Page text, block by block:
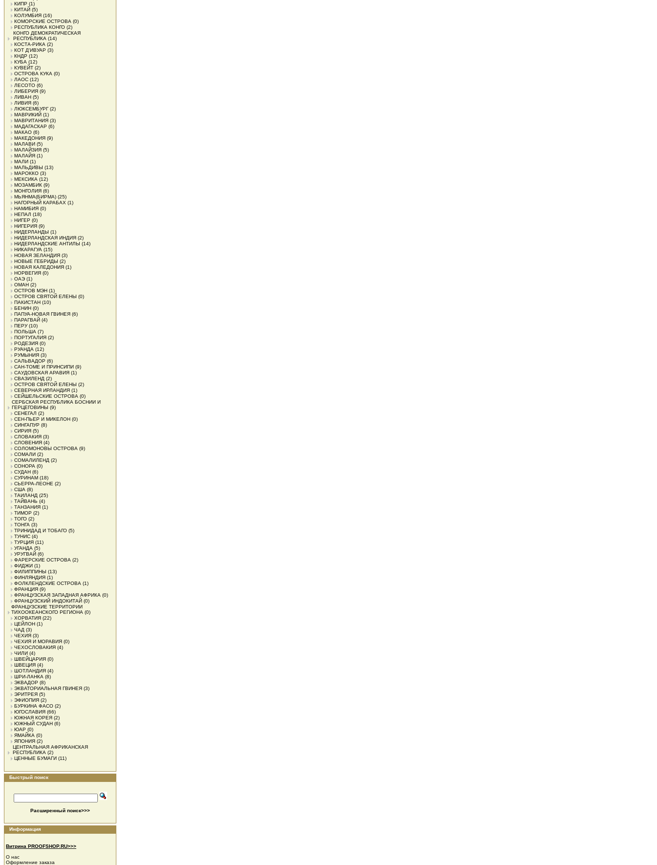
КИПР (1)
КИТАЙ (5)
КОЛУМБИЯ (16)
КОМОРСКИЕ ОСТРОВА (0)
РЕСПУБЛИКА КОНГО (2)
КОНГО ДЕМОКРАТИЧЕСКАЯ
РЕСПУБЛИКА (14)
КОСТА-РИКА (2)
КОТ Д'ИВУАР (3)
КНДР (12)
КУБА (12)
КУВЕЙТ (2)
ОСТРОВА КУКА (0)
ЛАОС (12)
ЛЕСОТО (6)
ЛИБЕРИЯ (9)
ЛИВАН (5)
ЛИВИЯ (6)
ЛЮКСЕМБУРГ(2)
МАВРИКИЙ (1)
МАВРИТАНИЯ (3)
МАДАГАСКАР (6)
МАКАО (6)
МАКЕДОНИЯ (9)
МАЛАВИ (5)
МАЛАЙЗИЯ (5)
МАЛАЙЯ (1)
МАЛИ (1)
МАЛЬДИВЫ (13)
МАРОККО (3)
МЕКСИКА (12)
МОЗАМБИК (9)
МОНГОЛИЯ (6)
МЬЯНМА(БИРМА) (25)
НАГОРНЫЙ КАРАБАХ (1)
НАМИБИЯ (0)
НЕПАЛ (18)
НИГЕР (0)
НИГЕРИЯ (9)
НИДЕРЛАНДЫ (1)
НИДЕРЛАНДСКАЯ ИНДИЯ (2)
НИДЕРЛАНДСКИЕ АНТИЛЫ (14)
НИКАРАГУА (15)
НОВАЯ ЗЕЛАНДИЯ (3)
НОВЫЕ ГЕБРИДЫ (2)
НОВАЯ КАЛЕДОНИЯ (1)
НОРВЕГИЯ (0)
ОАЭ (1)
ОМАН (2)
ОСТРОВ МЭН (1)
ОСТРОВ СВЯТОЙ ЕЛЕНЫ (0)
ПАКИСТАН (10)
БЕНИН (0)
ПАПУА-НОВАЯ ГВИНЕЯ (6)
ПАРАГВАЙ (4)
ПЕРУ(10)
ПОЛЬША (7)
ПОРТУГАЛИЯ (2)
РОДЕЗИЯ (0)
РУАНДА (12)
РУМЫНИЯ (3)
САЛЬВАДОР (6)
САН-ТОМЕ И ПРИНСИПИ (9)
САУДОВСКАЯ АРАВИЯ (1)
СВАЗИЛЕНД (2)
ОСТРОВ СВЯТОЙ ЕЛЕНЫ (2)
СЕВЕРНАЯ ИРЛАНДИЯ (1)
СЕЙШЕЛЬСКИЕ ОСТРОВА (0)
СЕРБСКАЯ РЕСПУБЛИКА БОСНИИ И
ГЕРЦЕГОВИНЫ (9)
СЕНЕГАЛ (2)
СЕН-ПЬЕР И МИКЕЛОН (0)
СИНГАПУР (8)
СИРИЯ (5)
СЛОВАКИЯ (3)
СЛОВЕНИЯ (4)
СОЛОМОНОВЫ ОСТРОВА (9)
СОМАЛИ (2)
СОМАЛИЛЕНД (2)
СОНОРА (0)
СУДАН (6)
СУРИНАМ (18)
СЬЕРРА-ЛЕОНЕ (2)
США (8)
ТАИЛАНД (25)
ТАЙВАНЬ (4)
ТАНЗАНИЯ (1)
ТИМОР (2)
ТОГО (2)
ТОНГА (3)
ТРИНИДАД И ТОБАГО (5)
ТУНИС (4)
ТУРЦИЯ (11)
УГАНДА (5)
УРУГВАЙ (6)
ФАРЕРСКИЕ ОСТРОВА (2)
ФИДЖИ (1)
ФИЛИППИНЫ (13)
ФИНЛЯНДИЯ (1)
ФОЛКЛЕНДСКИЕ ОСТРОВА (1)
ФРАНЦИЯ (9)
ФРАНЦУЗСКАЯ ЗАПАДНАЯ АФРИКА (0)
ФРАНЦУЗСКИЙ ИНДОКИТАЙ (0)
ФРАНЦУЗСКИЕ ТЕРРИТОРИИ
ТИХООКЕАНСКОГО РЕГИОНА (0)
ХОРВАТИЯ (22)
ЦЕЙЛОН (1)
ЧАД (3)
ЧЕХИЯ (3)
ЧЕХИЯ И МОРАВИЯ (0)
ЧЕХОСЛОВАКИЯ (4)
ЧИЛИ (4)
ШВЕЙЦАРИЯ (0)
ШВЕЦИЯ (4)
ШОТЛАНДИЯ (4)
ШРИ-ЛАНКА (8)
ЭКВАДОР (8)
ЭКВАТОРИАЛЬНАЯ ГВИНЕЯ (3)
ЭРИТРЕЯ (5)
ЭФИОПИЯ (2)
БУРКИНА ФАСО (2)
ЮГОСЛАВИЯ (66)
ЮЖНАЯ КОРЕЯ (2)
ЮЖНЫЙ СУДАН (6)
ЮАР (0)
ЯМАЙКА (0)
ЯПОНИЯ (2)
ЦЕНТРАЛЬНАЯ АФРИКАНСКАЯ
РЕСПУБЛИКА (2)
ЦЕННЫЕ БУМАГИ (11)
Быстрый поиск
Расширенный поиск>>>
Информация
Витрина PROOFSHOP.RU>>>
О нас
Оформление заказа